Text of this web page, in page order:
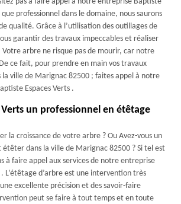
professionnel dans le domaine, nous saurons
qualité. Grâce à l’utilisation des outillages de
garantir des travaux impeccables et réaliser
Votre arbre ne risque pas de mourir, car notre
ce fait, pour prendre en main vos travaux
la ville de Marignac 82500 ; faites appel à notre
Espaces Verts .
Verts un professionnel en étêtage
la croissance de votre arbre ? Ou Avez-vous un
dans la ville de Marignac 82500 ? Si tel est
à faire appel aux services de notre entreprise
L’étêtage d’arbre est une intervention très
excellente précision et des savoir-faire
peut se faire à tout temps et en toute